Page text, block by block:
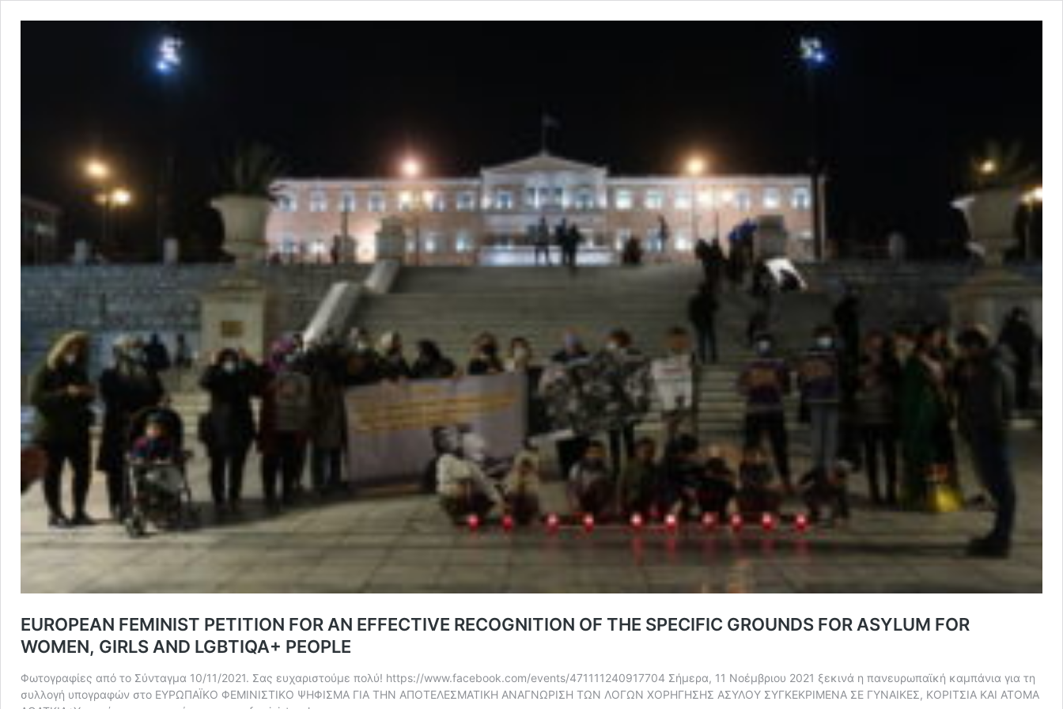
EUROPEAN FEMINIST PETITION FOR AN EFFECTIVE RECOGNITION OF THE SPECIFIC GROUNDS FOR ASYLUM FOR
WOMEN, GIRLS AND LGBTIQA+ PEOPLE
Φωτογραφίες από το Σύνταγμα 10/11/2021. Σας ευχαριστούμε πολύ! https://www.facebook.com/events/471111240917704 Σήμερα, 11 Νοέμβριου 2021 ξεκινά η πανευρωπαϊκή καμπάνια για τη
συλλογή υπογραφών στο ΕΥΡΩΠΑΪΚΟ ΦΕΜΙΝΙΣΤΙΚΟ ΨΗΦΙΣΜΑ ΓΙΑ ΤΗΝ ΑΠΟΤΕΛΕΣΜΑΤΙΚΗ ΑΝΑΓΝΩΡΙΣΗ ΤΩΝ ΛΟΓΩΝ ΧΟΡΗΓΗΣΗΣ ΑΣΥΛΟΥ ΣΥΓΚΕΚΡΙΜΕΝΑ ΣΕ ΓΥΝΑΙΚΕΣ, ΚΟΡΙΤΣΙΑ ΚΑΙ ΑΤΟΜΑ